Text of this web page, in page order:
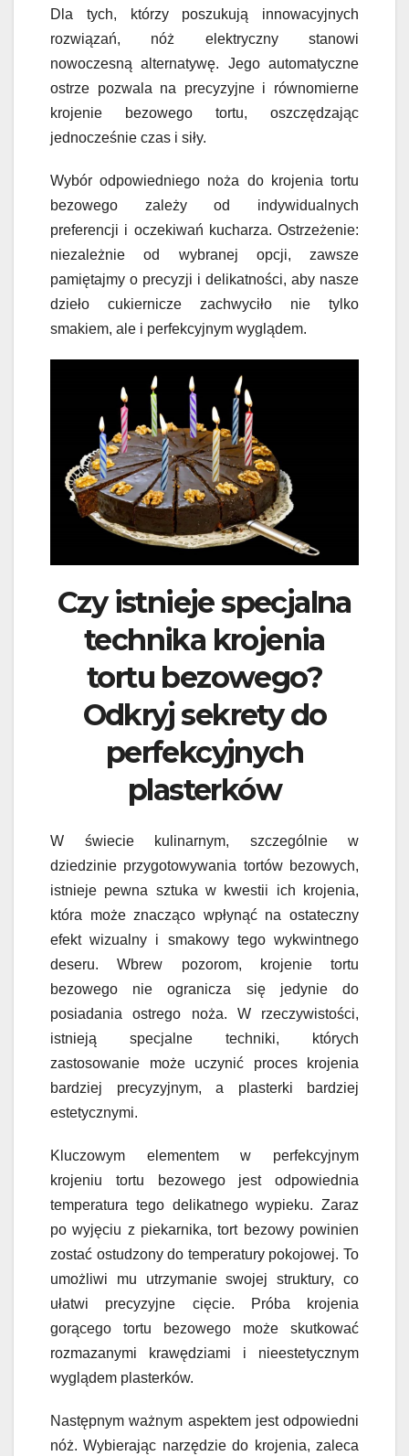
Dla tych, którzy poszukują innowacyjnych
rozwiązań, nóż elektryczny stanowi
nowoczesną alternatywę. Jego automatyczne
ostrze pozwala na precyzyjne i równomierne
krojenie bezowego tortu, oszczędzając
jednocześnie czas i siły.
Wybór odpowiedniego noża do krojenia tortu
bezowego zależy od indywidualnych
preferencji i oczekiwań kucharza. Ostrzeżenie:
niezależnie od wybranej opcji, zawsze
pamiętajmy o precyzji i delikatności, aby nasze
dzieło cukiernicze zachwyciło nie tylko
smakiem, ale i perfekcyjnym wyglądem.
Czy istnieje specjalna
technika krojenia
tortu bezowego?
Odkryj sekrety do
perfekcyjnych
plasterków
W świecie kulinarnym, szczególnie w
dziedzinie przygotowywania tortów bezowych,
istnieje pewna sztuka w kwestii ich krojenia,
która może znacząco wpłynąć na ostateczny
efekt wizualny i smakowy tego wykwintnego
deseru. Wbrew pozorom, krojenie tortu
bezowego nie ogranicza się jedynie do
posiadania ostrego noża. W rzeczywistości,
istnieją specjalne techniki, których
zastosowanie może uczynić proces krojenia
bardziej precyzyjnym, a plasterki bardziej
estetycznymi.
Kluczowym elementem w perfekcyjnym
krojeniu tortu bezowego jest odpowiednia
temperatura tego delikatnego wypieku. Zaraz
po wyjęciu z piekarnika, tort bezowy powinien
zostać ostudzony do temperatury pokojowej. To
umożliwi mu utrzymanie swojej struktury, co
ułatwi precyzyjne cięcie. Próba krojenia
gorącego tortu bezowego może skutkować
rozmazanymi krawędziami i nieestetycznym
wyglądem plasterków.
Następnym ważnym aspektem jest odpowiedni
nóż. Wybierając narzędzie do krojenia, zaleca